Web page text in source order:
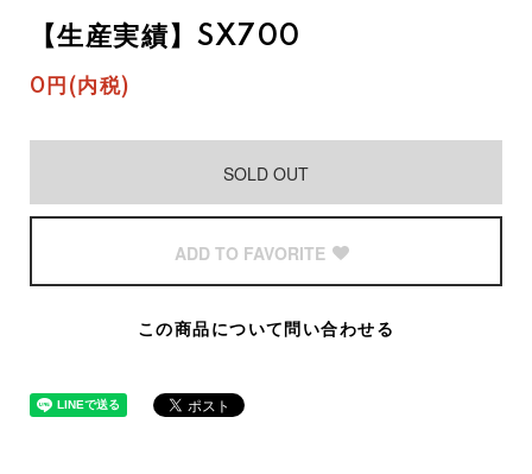
【生産実績】SX700
0円(内税)
SOLD OUT
ADD TO FAVORITE
この商品について問い合わせる